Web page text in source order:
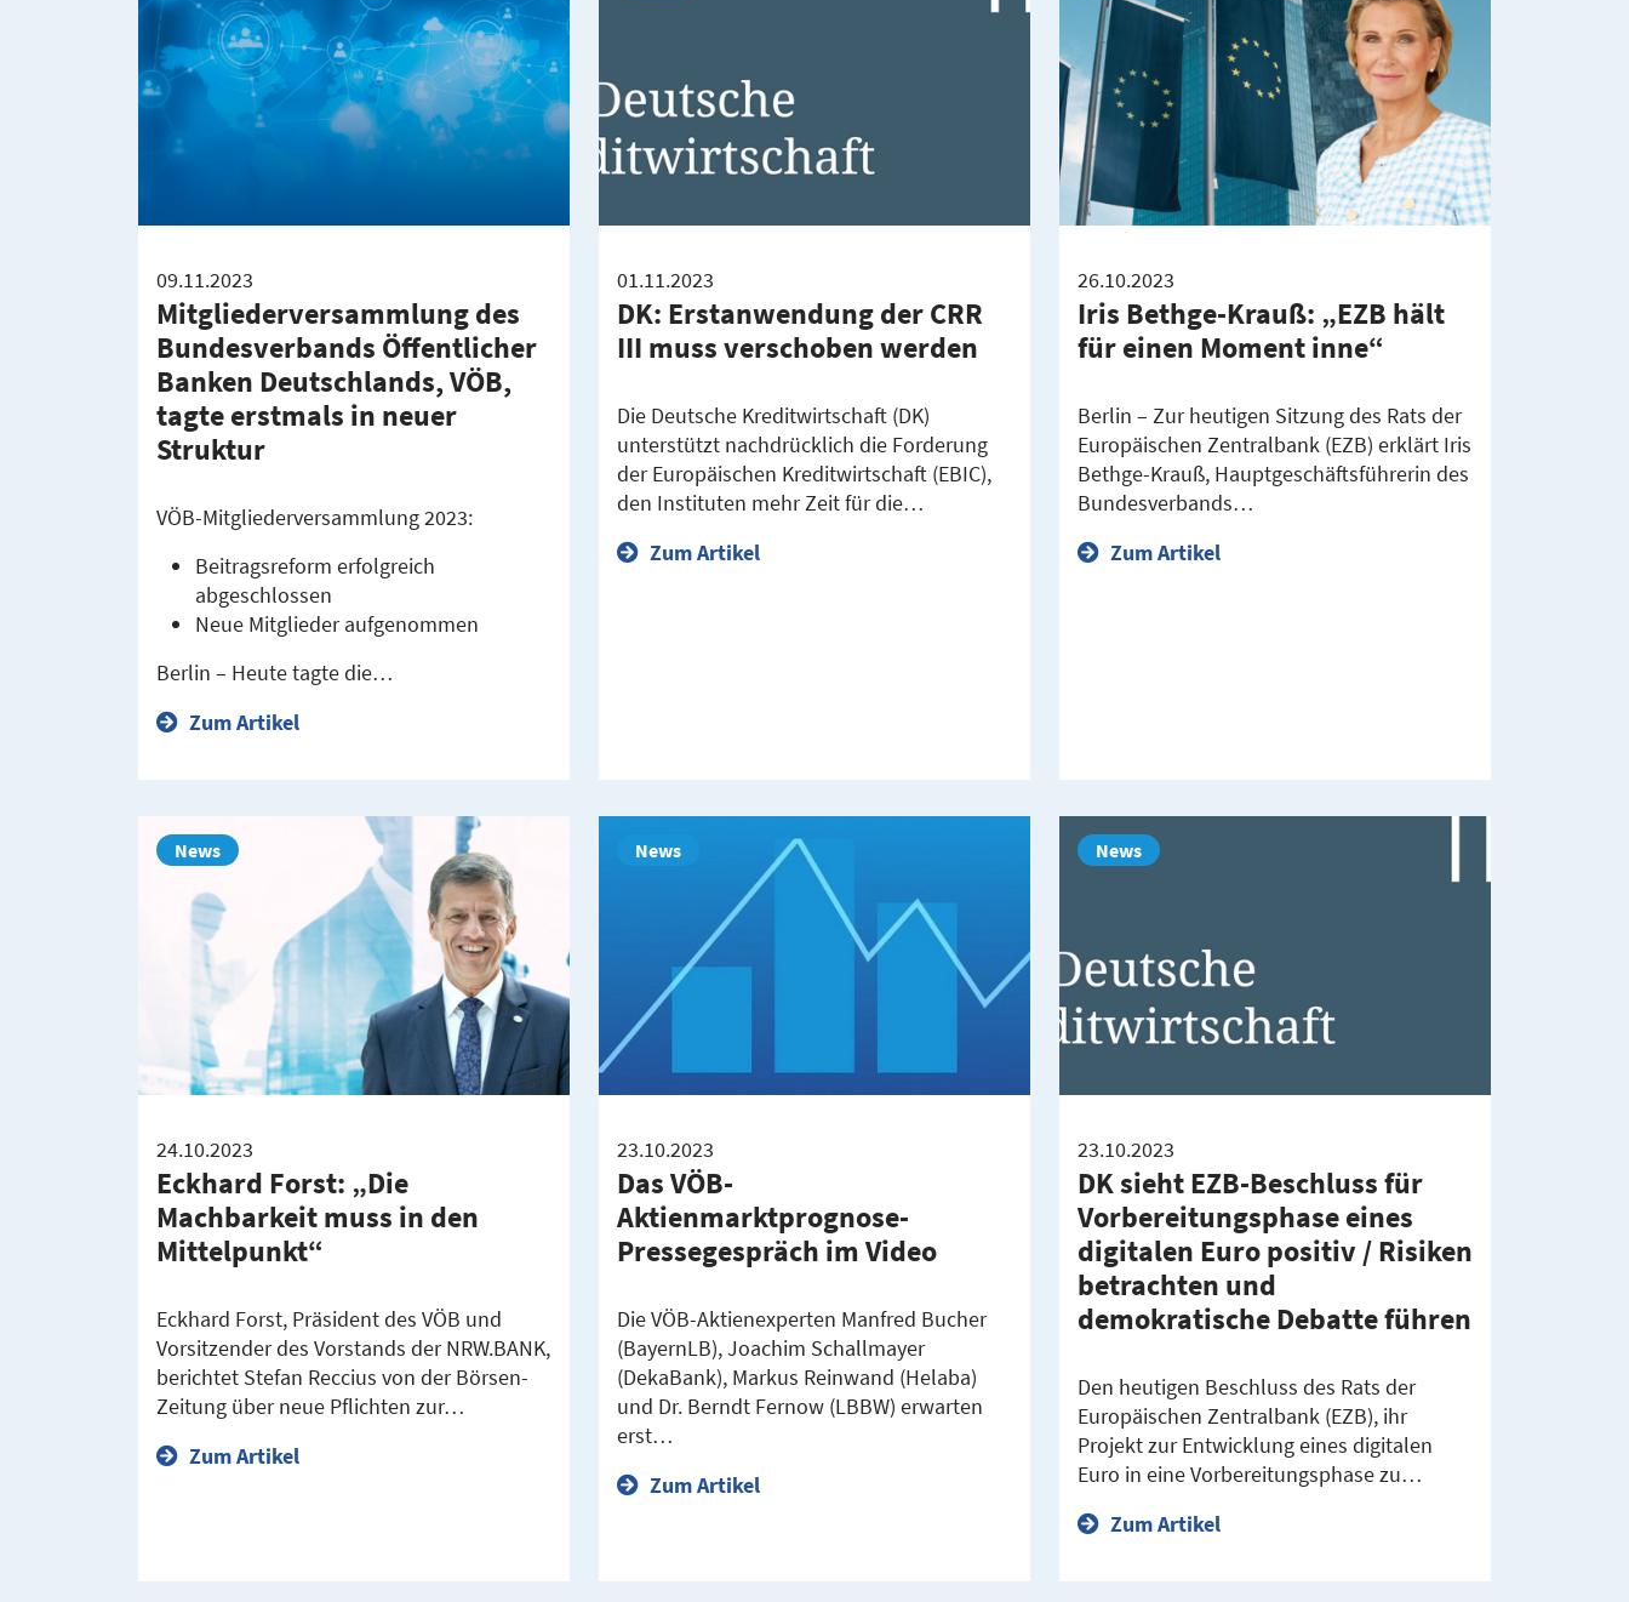
09.11.2023
Mitgliederversammlung des
Bundesverbands Öffentlicher
Banken Deutschlands, VÖB,
tagte erstmals in neuer
Struktur
VÖB-Mitgliederversammlung 2023:
Beitragsreform erfolgreich
abgeschlossen
Neue Mitglieder aufgenommen
Berlin – Heute tagte die…
Zum Artikel
01.11.2023
DK: Erstanwendung der CRR
III muss verschoben werden
Die Deutsche Kreditwirtschaft (DK)
unterstützt nachdrücklich die Forderung
der Europäischen Kreditwirtschaft (EBIC),
den Instituten mehr Zeit für die…
Zum Artikel
26.10.2023
Iris Bethge-Krauß: „EZB hält
für einen Moment inne“
Berlin – Zur heutigen Sitzung des Rats der
Europäischen Zentralbank (EZB) erklärt Iris
Bethge-Krauß, Hauptgeschäftsführerin des
Bundesverbands…
Zum Artikel
News
24.10.2023
Eckhard Forst: „Die
Machbarkeit muss in den
Mittelpunkt“
Eckhard Forst, Präsident des VÖB und
Vorsitzender des Vorstands der NRW.BANK,
berichtet Stefan Reccius von der Börsen-
Zeitung über neue Pflichten zur…
Zum Artikel
News
23.10.2023
Das VÖB-
Aktienmarktprognose-
Pressegespräch im Video
Die VÖB-Aktienexperten Manfred Bucher
(BayernLB), Joachim Schallmayer
(DekaBank), Markus Reinwand (Helaba)
und Dr. Berndt Fernow (LBBW) erwarten
erst…
Zum Artikel
News
23.10.2023
DK sieht EZB-Beschluss für
Vorbereitungsphase eines
digitalen Euro positiv / Risiken
betrachten und
demokratische Debatte führen
Den heutigen Beschluss des Rats der
Europäischen Zentralbank (EZB), ihr
Projekt zur Entwicklung eines digitalen
Euro in eine Vorbereitungsphase zu…
Zum Artikel